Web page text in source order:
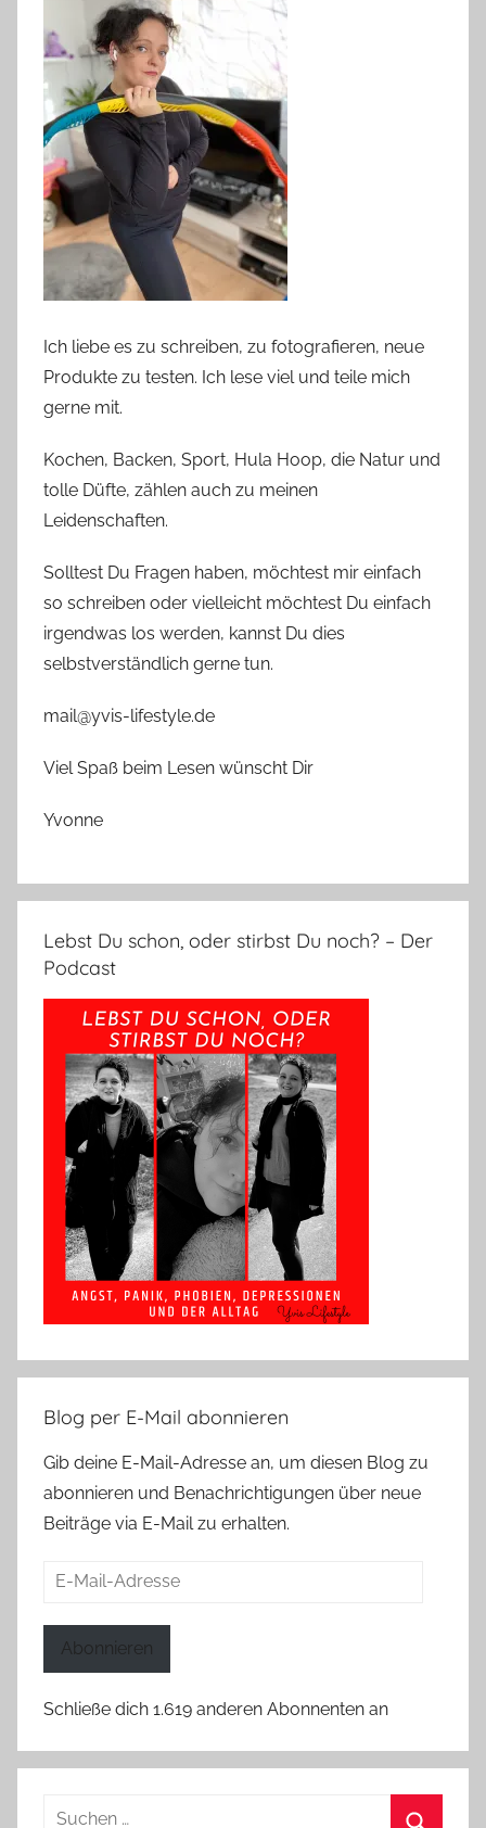
Ich liebe es zu schreiben, zu fotografieren, neue
Produkte zu testen. Ich lese viel und teile mich
gerne mit.
Kochen, Backen, Sport, Hula Hoop, die Natur und
tolle Düfte, zählen auch zu meinen
Leidenschaften.
Solltest Du Fragen haben, möchtest mir einfach
so schreiben oder vielleicht möchtest Du einfach
irgendwas los werden, kannst Du dies
selbstverständlich gerne tun.
mail@yvis-lifestyle.de
Viel Spaß beim Lesen wünscht Dir
Yvonne
Lebst Du schon, oder stirbst Du noch? – Der
Podcast
Blog per E-Mail abonnieren
Gib deine E-Mail-Adresse an, um diesen Blog zu
abonnieren und Benachrichtigungen über neue
Beiträge via E-Mail zu erhalten.
E-
Abonnieren
Schließe dich 1.619 anderen Abonnenten an
Suchen